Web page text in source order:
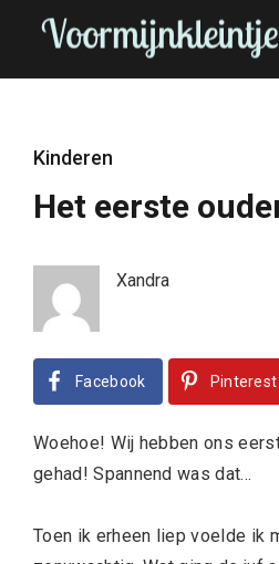
Kinderen
Het eerste
Xandra
Facebook Pinterest
Woehoe! Wij hebben ons
gehad! Spannend was dat…
Toen ik erheen liep voelde ik